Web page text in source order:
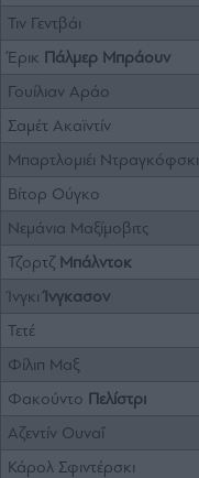
Τιν Γεντβάι
Έρικ Πάλμερ Μπράουν
Γουίλιαν Αράο
Σαμέτ Ακαϊντίν
Μπαρτλομιέι Ντραγκόφσκι
Βίτορ Ούγκο
Νεμάνια Μαξίμοβιτς
Τζορτζ Μπάλντοκ
ΊνγκιΊνγκασον
Τετέ
Φίλιπ Μαξ
Φακούντο Πελίστρι
Αζεντίν Ουναΐ
Κάρολ Σφιντέρσκι